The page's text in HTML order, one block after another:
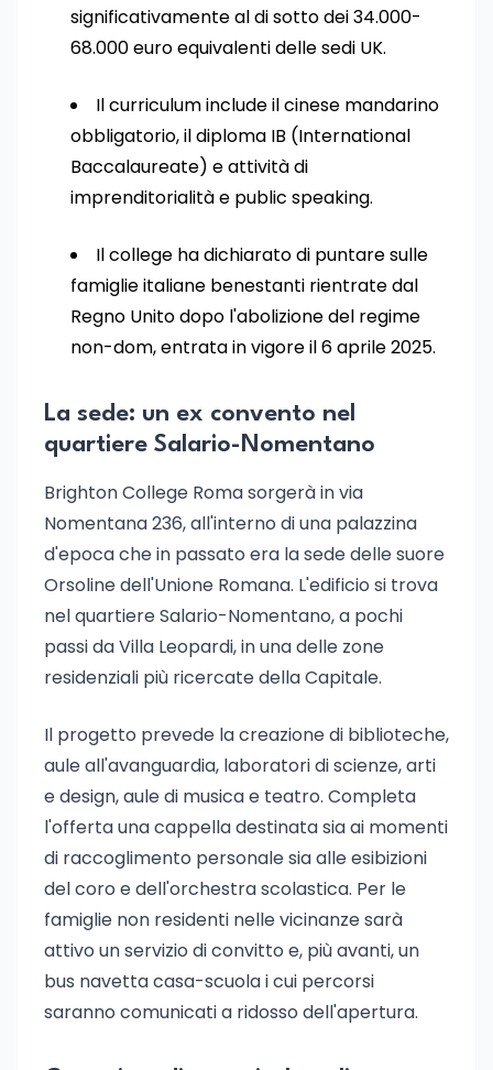
significativamente al di sotto dei 34.000-
68.000 euro equivalenti delle sedi UK.
Il curriculum include il cinese mandarino
obbligatorio, il diploma IB (International
Baccalaureate) e attività di
imprenditorialità e public speaking.
Il college ha dichiarato di puntare sulle
famiglie italiane benestanti rientrate dal
Regno Unito dopo l'abolizione del regime
non-dom, entrata in vigore il 6 aprile 2025.
La sede: un ex convento nel
quartiere Salario-Nomentano
Brighton College Roma sorgerà in via
Nomentana 236, all'interno di una palazzina
d'epoca che in passato era la sede delle suore
Orsoline dell'Unione Romana. L'edificio si trova
nel quartiere Salario-Nomentano, a pochi
passi da Villa Leopardi, in una delle zone
residenziali più ricercate della Capitale.
Il progetto prevede la creazione di biblioteche,
aule all'avanguardia, laboratori di scienze, arti
e design, aule di musica e teatro. Completa
l'offerta una cappella destinata sia ai momenti
di raccoglimento personale sia alle esibizioni
del coro e dell'orchestra scolastica. Per le
famiglie non residenti nelle vicinanze sarà
attivo un servizio di convitto e, più avanti, un
bus navetta casa-scuola i cui percorsi
saranno comunicati a ridosso dell'apertura.